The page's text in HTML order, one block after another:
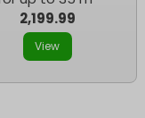
2,199.99
View